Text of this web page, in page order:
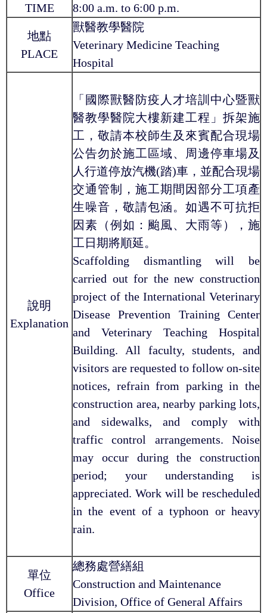
TIME
8:00 a.m. to 6:00 p.m.
地點
PLACE
獸醫教學醫院
Veterinary Medicine Teaching
Hospital
說明
Explanation
「國際獸醫防疫人才培訓中心暨獸
醫教學醫院大樓新建工程」拆架施
工，敬請本校師生及來賓配合現場
公告勿於施工區域、周邊停車場及
人行道停放汽機(踏)車，並配合現場
交通管制，施工期間因部分工項產
生噪音，敬請包涵。如遇不可抗拒
因素（例如：颱風、大雨等），施
工日期將順延。
Scaffolding dismantling will be
carried out for the new construction
project of the International Veterinary
Disease Prevention Training Center
and Veterinary Teaching Hospital
Building. All faculty, students, and
visitors are requested to follow on-site
notices, refrain from parking in the
construction area, nearby parking lots,
and sidewalks, and comply with
traffic control arrangements. Noise
may occur during the construction
period; your understanding is
appreciated. Work will be rescheduled
in the event of a typhoon or heavy
rain.
單位
Office
總務處營繕組
Construction and Maintenance
Division, Office of General Affairs